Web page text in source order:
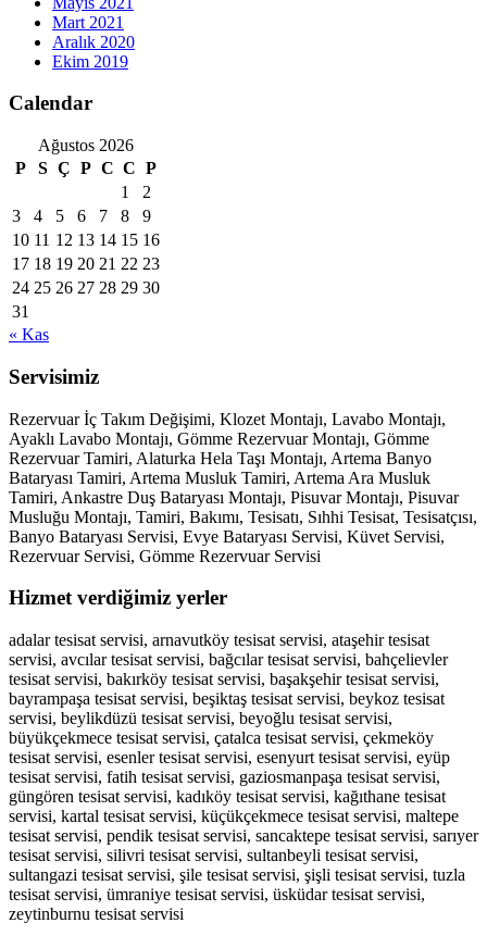
Mart 2021
Aralık 2020
Ekim 2019
Calendar
Ağustos 2026
P
S Ç P C C P
1
2
3
4 5 6 7 8
9
10 11 12 13 14 15 16
17 18 19 20 21 22 23
24 25 26 27 28 29 30
31
« Kas
Servisimiz
Rezervuar İç Takım Değişimi, Klozet Montajı, Lavabo Montajı,
Ayaklı Lavabo Montajı, Gömme Rezervuar Montajı, Gömme
Rezervuar Tamiri, Alaturka Hela Taşı Montajı, Artema Banyo
Bataryası Tamiri, Artema Musluk Tamiri, Artema Ara Musluk
Tamiri, Ankastre Duş Bataryası Montajı, Pisuvar Montajı, Pisuvar
Musluğu Montajı, Tamiri, Bakımı, Tesisatı, Sıhhi Tesisat, Tesisatçısı,
Banyo Bataryası Servisi, Evye Bataryası Servisi, Küvet Servisi,
Rezervuar Servisi, Gömme Rezervuar Servisi
Hizmet verdiğimiz yerler
adalar tesisat servisi, arnavutköy tesisat servisi, ataşehir tesisat
servisi, avcılar tesisat servisi, bağcılar tesisat servisi, bahçelievler
tesisat servisi, bakırköy tesisat servisi, başakşehir tesisat servisi,
bayrampaşa tesisat servisi, beşiktaş tesisat servisi, beykoz tesisat
servisi, beylikdüzü tesisat servisi, beyoğlu tesisat servisi,
büyükçekmece tesisat servisi, çatalca tesisat servisi, çekmeköy
tesisat servisi, esenler tesisat servisi, esenyurt tesisat servisi, eyüp
tesisat servisi, fatih tesisat servisi, gaziosmanpaşa tesisat servisi,
güngören tesisat servisi, kadıköy tesisat servisi, kağıthane tesisat
servisi, kartal tesisat servisi, küçükçekmece tesisat servisi, maltepe
tesisat servisi, pendik tesisat servisi, sancaktepe tesisat servisi, sarıyer
tesisat servisi, silivri tesisat servisi, sultanbeyli tesisat servisi,
sultangazi tesisat servisi, şile tesisat servisi, şişli tesisat servisi, tuzla
tesisat servisi, ümraniye tesisat servisi, üsküdar tesisat servisi,
zeytinburnu tesisat servisi